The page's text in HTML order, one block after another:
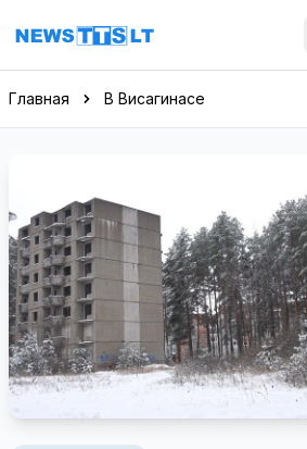
Перейти к содержимому
Главная В Висагинасе